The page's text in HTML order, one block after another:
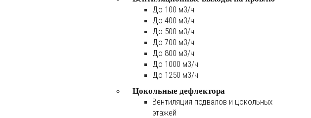
До 100 м3/ч
До 400 м3/ч
До 500 м3/ч
До 700 м3/ч
До 800 м3/ч
До 1000 м3/ч
До 1250 м3/ч
Цокольные дефлектора
Вентиляция подвалов и цокольных
этажей